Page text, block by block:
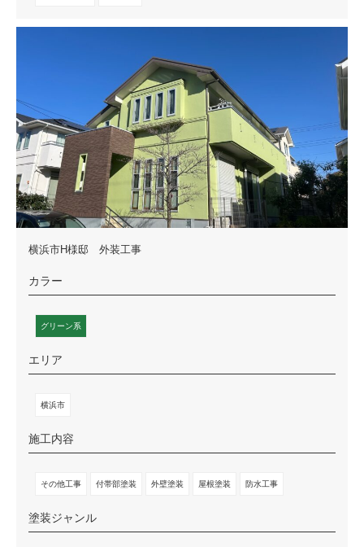
横浜市H様邸 外装工事
カラー
グリーン系
エリア
横浜市
施工内容
その他工事 付帯部塗装 外壁塗装 屋根塗装 防水工事
塗装ジャンル